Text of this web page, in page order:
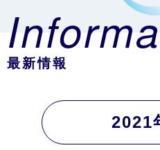
最新情報
2021